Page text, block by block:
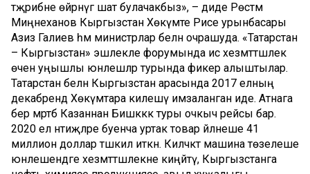
тәҗрибәне өйрәнүгә шат булачакбыз», – диде Рөстәм
Миңнеханов Кыргызстан Хөкүмәте Рәисе урынбасары
Азиз Галиев һәм министрлар белән очрашуда. «Татарстан
– Кыргызстан» эшлекле форумында исә хезмәттәшлек
өчен уңышлы юнәлешләр турында фикер алыштылар.
Татарстан белән Кыргызстан арасында 2017 елның
декабрендә Хөкүмәтара килешү имзаланган иде. Атнага
бер мәртәбә Казаннан Бишкәккә туры очкыч рейсы бар.
2020 ел нәтиҗәләре буенча уртак товар әйләнеше 41
миллион доллар тәшкил иткән. Киләчәктә машина төзелеше
юнәлешендәге хезмәттәшлекне киңәйтү, Кыргызстанга